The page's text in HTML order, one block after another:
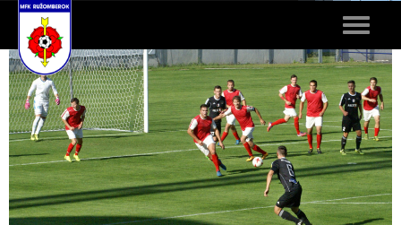
Toggle